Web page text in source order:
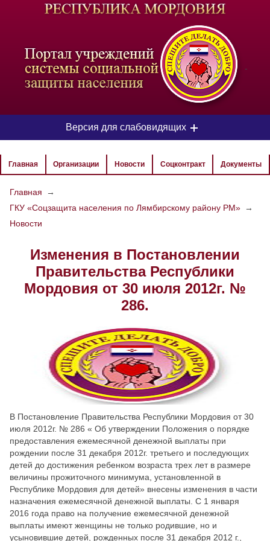
-
Версия для слабовидящих
ЦВЕТОВАЯ СХЕМА
РАЗМЕР ТЕКСТА
Скрыть Ч/б
Главная Организации Новости Соцконтракт Документы
Главная
→
ГКУ «Соцзащита населения по Лямбирскому району РМ» →
Новости
Изменения в Постановлении
Правительства Республики
Мордовия от 30 июля 2012г. №
286.
В Постановление Правительства Республики Мордовия от 30
июля 2012г. № 286 « Об утверждении Положения о порядке
предоставления ежемесячной денежной выплаты при
рождении после 31 декабря 2012г. третьего и последующих
детей до достижения ребенком возраста трех лет в размере
величины прожиточного минимума, установленной в
Республике Мордовия для детей» внесены изменения в части
назначения ежемесячной денежной выплаты. С 1 января
2016 года право на получение ежемесячной денежной
выплаты имеют женщины не только родившие, но и
усыновившие детей, рожденных после 31 декабря 2012 г.,